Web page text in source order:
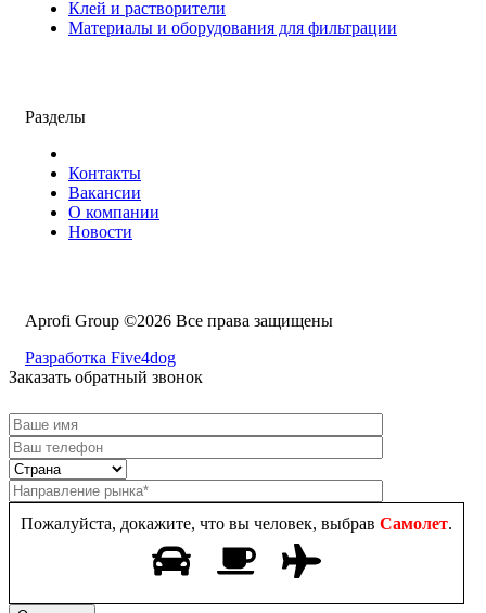
Клей и растворители
Материалы и оборудования для фильтрации
Разделы
Контакты
Вакансии
О компании
Новости
Aprofi Group ©2026 Все права защищены
Разработка Five4dog
Заказать обратный звонок
Пожалуйста, докажите, что вы человек, выбрав Самолет.